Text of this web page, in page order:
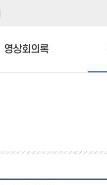
영상회의록